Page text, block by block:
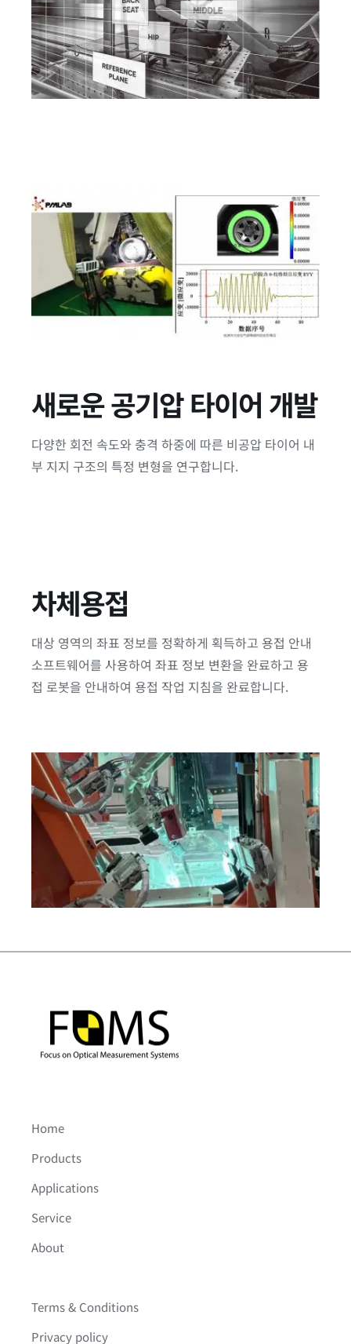
새로운 공기압 타이어 개발
다양한 회전 속도와 충격 하중에 따른 비공압 타이어 내
부 지지 구조의 특정 변형을 연구합니다.
차체용접
대상 영역의 좌표 정보를 정확하게 획득하고 용접 안내
소프트웨어를 사용하여 좌표 정보 변환을 완료하고 용
접 로봇을 안내하여 용접 작업 지침을 완료합니다.
Home
Products
Applications
Service
About
Terms & Conditions
Privacy policy